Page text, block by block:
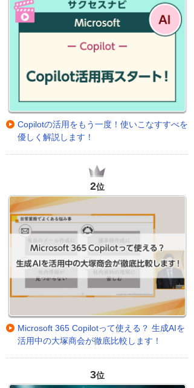
Copilotの活用をもう一度！使いこなすすべを
優しく解説します！
2位
Microsoft 365 Copilotって使える？ 生成AIを
活用中の大塚商会が徹底比較します！
3位